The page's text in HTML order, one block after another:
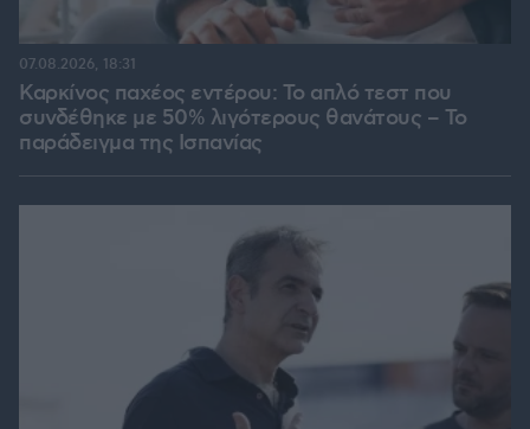
Καρκίνος παχέος εντέρου: Το απλό τεστ που
συνδέθηκε με 50% λιγότερους θανάτους – Το
παράδειγμα της Ισπανίας
07.08.2026, 18:31